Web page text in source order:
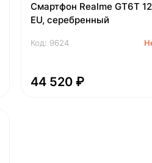
Смартфон Realme GT6T
EU, серебренный
Код: 9624
44 520 ₽